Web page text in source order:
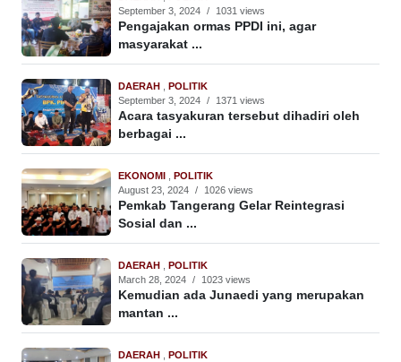
September 3, 2024 / 1031 views
Pengajakan ormas PPDI ini, agar
masyarakat ...
DAERAH
POLITIK
September 3, 2024 / 1371 views
Acara tasyakuran tersebut dihadiri oleh
berbagai ...
EKONOMI
POLITIK
August 23, 2024 / 1026 views
Pemkab Tangerang Gelar Reintegrasi
Sosial dan ...
DAERAH
POLITIK
March 28, 2024 / 1023 views
Kemudian ada Junaedi yang merupakan
mantan ...
DAERAH
POLITIK